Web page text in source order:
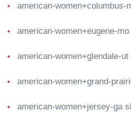
american-women+columbus-
american-women+eugene-
american-women+glendale-ut
american-women+grand-
american-women+jersey-ga